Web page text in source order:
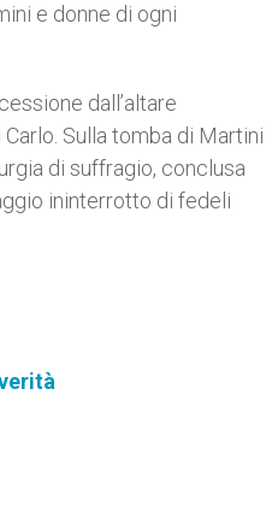
e donne di ogni
dall’altare
Sulla tomba di Martini
di suffragio, conclusa
ininterrotto di fedeli